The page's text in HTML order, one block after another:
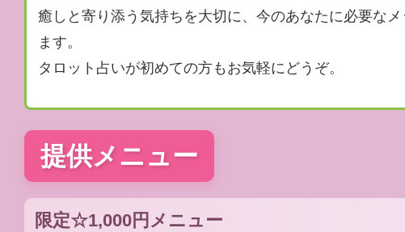
癒しと寄り添う気持ちを大切に、今のあなたに必要な
ます。
タロット占いが初めての方もお気軽にどうぞ。
提供メニュー
限定☆1,000円メニュー